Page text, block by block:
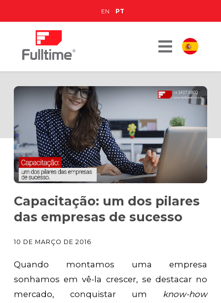
EN PT
Capacitação: um dos pilares
das empresas de sucesso
10 DE MARÇO DE 2016
Quando montamos uma empresa
sonhamos em vê-la crescer, se destacar no
mercado, conquistar um
know-how